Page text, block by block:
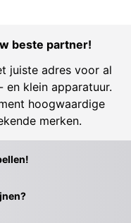
beste partner!
juiste adres voor al
klein apparatuur.
hoogwaardige
merken.